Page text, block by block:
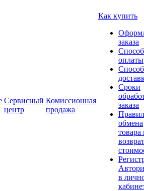
Сервисный
центр
Комиссионная
продажа
Как купить
заказа
оплаты
Сроки
заказа
обмена
товара
в